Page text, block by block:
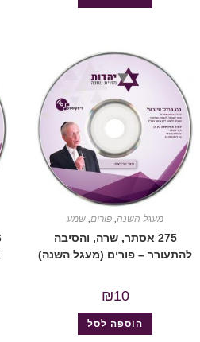
מעגל השנה, פורים, שמע
275 אסתר, שרה, והסיבה
להתעורר – פורים (מעגל השנה)
₪10
הוספה לסל